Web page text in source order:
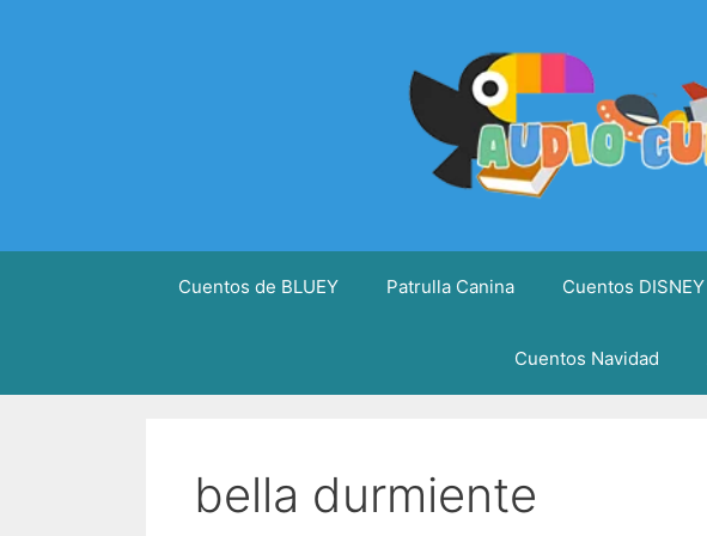
Cuentos de BLUEY Patrulla Canina Cuentos DISNEY
Cuentos Navidad
bella durmiente